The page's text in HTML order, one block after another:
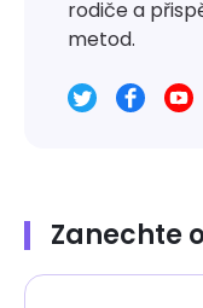
rodiče a
metod.
Zanechte